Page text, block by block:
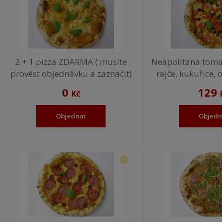
2 + 1 pizza ZDARMA ( musíte
provést objednávku a zaznačit)
0 Kč
Objednat
Neapolitana
rajče, kukuřice,
129
?